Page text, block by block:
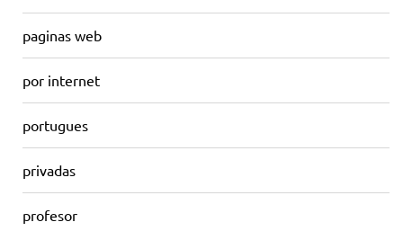
paginas web
por internet
portugues
privadas
profesor